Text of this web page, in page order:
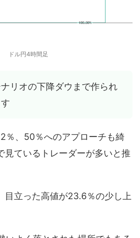
ドル円4時間足
リオの下降ダウまで作られ
％、50％へのアプローチも綺
見ているトレーダーが多いと推
目立った高値が23.6％の少し上